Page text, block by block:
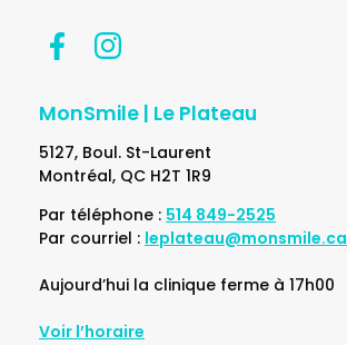
MonSmile | Le Plateau
5127, Boul. St-Laurent
Montréal, QC H2T 1R9
Par téléphone : 514 849-2525
Par courriel : leplateau@monsmile.ca
Aujourd’hui la clinique ferme à 17h00
Voir l’horaire